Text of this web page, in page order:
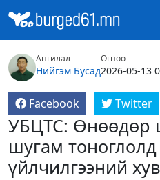
Ангилал
Нийгэм Бусад
Огноо
2026-05-13
Facebook Twitter
УБЦТС: Өнөөдөр
шугам тоноглолд
үйлчилгээний